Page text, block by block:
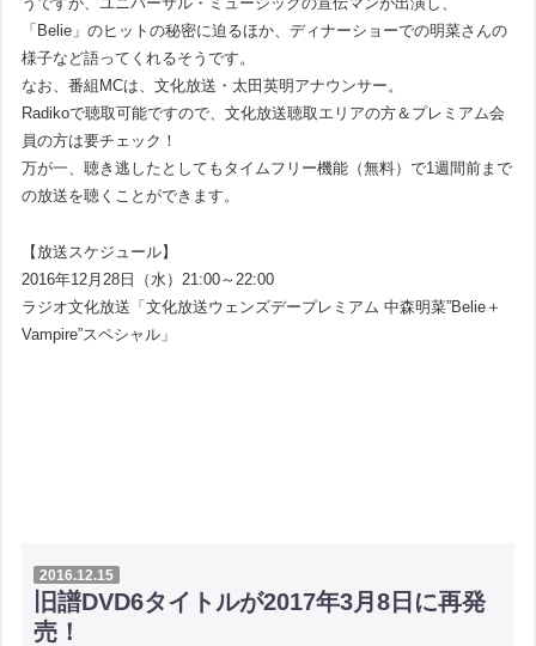
「Belie」のヒットの秘密に迫るほか、ディナーショーでの明菜さんの
様子など語ってくれるそうです。
なお、番組MCは、文化放送・太田英明アナウンサー。
Radikoで聴取可能ですので、文化放送聴取エリアの方＆プレミアム会
員の方は要チェック！
万が一、聴き逃したとしてもタイムフリー機能（無料）で1週間前まで
の放送を聴くことができます。
【放送スケジュール】
2016年12月28日（水）21:00～22:00
ラジオ文化放送「文化放送ウェンズデープレミアム 中森明菜”Belie＋
Vampire”スペシャル」
2016.12.15
旧譜DVD6タイトルが2017年3月8日に再発
売！